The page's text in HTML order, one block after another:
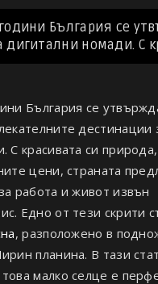
България се
номади. С
България се
дестинации
С красивата си
цени, страната
работа и живот извън
Едно от тези скрити
, разположено в
планина. В тази
малко селце е